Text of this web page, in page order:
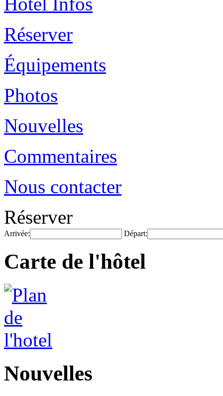
Réserver
Équipements
Photos
Nouvelles
Commentaires
Nous contacter
Réserver
Arrivée: Départ:
Carte de l'hôtel
Nouvelles